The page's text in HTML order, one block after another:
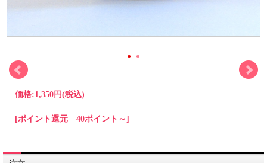
価格:1,350円(税込)
[ポイント還元 40ポイント～]